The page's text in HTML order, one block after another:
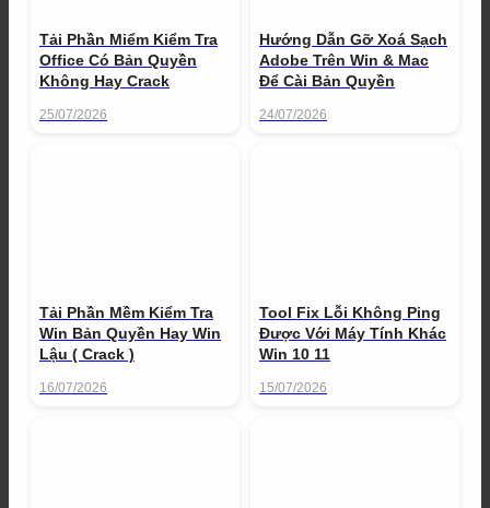
Tải Phần Miểm Kiểm Tra
Office Có Bản Quyền
Không Hay Crack
25/07/2026
Hướng Dẫn Gỡ Xoá Sạch
Adobe Trên Win & Mac
Để Cài Bản Quyền
24/07/2026
Tải Phần Mềm Kiểm Tra
Win Bản Quyền Hay Win
Lậu ( Crack )
16/07/2026
Tool Fix Lỗi Không Ping
Được Với Máy Tính Khác
Win 10 11
15/07/2026